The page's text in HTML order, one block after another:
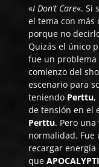
«I Don’t Care«. Si
el tema con más
porque no
Quizás el único
fue un problema
comienzo del
escenario para
teniendo Perttu,
de tensión en el
Perttu. Pero
normalidad. Fue
recargar energía
que